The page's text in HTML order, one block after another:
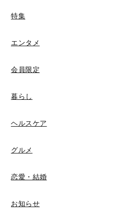
特集
エンタメ
会員限定
暮らし
ヘルスケア
グルメ
恋愛・結婚
お知らせ